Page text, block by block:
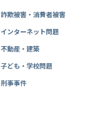
詐欺被害・消費者被害
インターネット問題
不動産・建築
子ども・学校問題
刑事事件